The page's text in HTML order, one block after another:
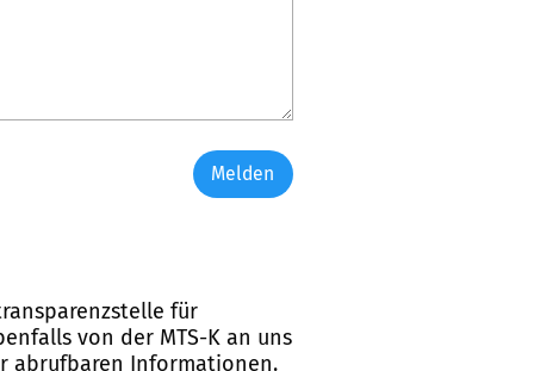
Melden
für
von der MTS-K an uns
abrufbaren Informationen.